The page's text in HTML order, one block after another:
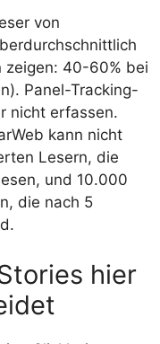
von
zeigen: 40-60% bei
Panel-Tracking-
nicht erfassen.
kann nicht
Lesern, die
und 10.000
die nach 5
hier